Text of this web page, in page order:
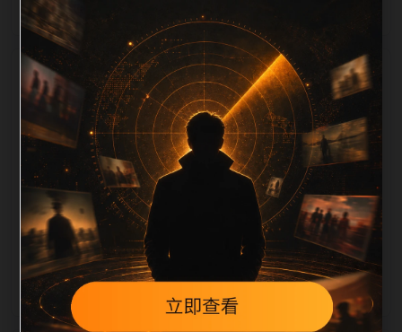
栏目内容归集
iption 长度检查。栏目内容按每日少量新增的方式持续
扩展，每篇保留相关问题、站内推荐和清晰的层级路
径，减少用户反复返回搜索页。第18篇作为本栏目的初
始建设内容，主要用于补齐栏目深度、稳定内链结构，
并为后续专题聚合提供可点击入口。如果后续发现页面
缺图、标题过短、描述为空或正文不足，将进入每日
SEO 检查清单自动修正。